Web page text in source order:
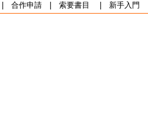
合作申請| 索要書目 新手入門